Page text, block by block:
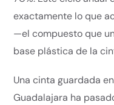
exactamente lo que
—el compuesto que
base plástica de la
Una cinta guardada
Guadalajara ha